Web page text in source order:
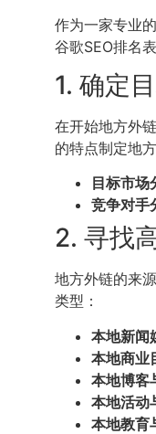
作为一家专业
谷歌SEO排名表
1. 确定
在开始地方外
的特点制定地
目标市场
竞争对手
2. 寻找
地方外链的来
类型：
本地新闻
本地商业
本地博客
本地活动
本地教育